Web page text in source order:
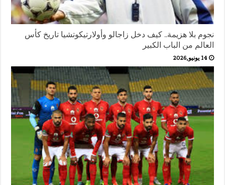
نجوم بلا هزيمة.. كيف دخل زاجالو وأولارتيكوتشيا تاريخ كأس
العالم من الباب الكبير
14 يونيو,2026